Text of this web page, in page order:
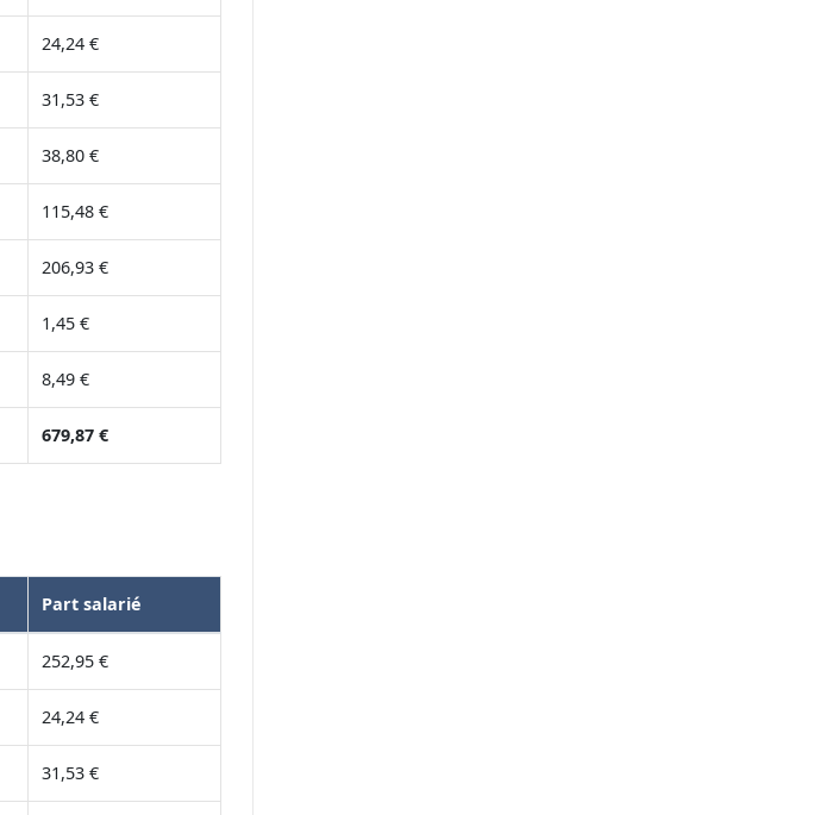
24,24 €
31,53 €
38,80 €
115,48 €
206,93 €
1,45 €
8,49 €
679,87 €
Part salarié
252,95 €
24,24 €
31,53 €